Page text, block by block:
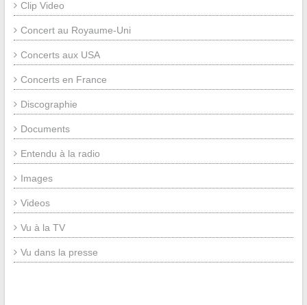
Clip Video
Concert au Royaume-Uni
Concerts aux USA
Concerts en France
Discographie
Documents
Entendu à la radio
Images
Videos
Vu à la TV
Vu dans la presse